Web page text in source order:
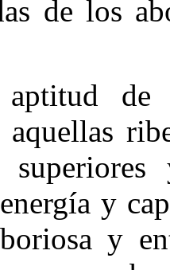
de los
aptitud
aquellas
y
y